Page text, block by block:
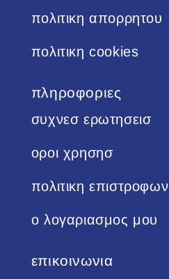
πολιτικη απορρητου
πολιτικη cookies
πληροφοριες
συχνεσ ερωτησεισ
οροι χρησησ
πολιτικη επιστροφων
ο λογαριασμος μου
επικοινωνια